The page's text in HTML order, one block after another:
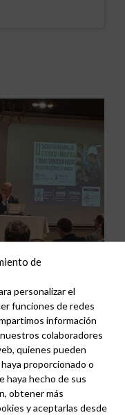
de
personalizar el
funciones de redes
información
colaboradores
quienes pueden
proporcionado o
haya hecho de sus
obtener más
y aceptarlas desde
Regional de
el instalador